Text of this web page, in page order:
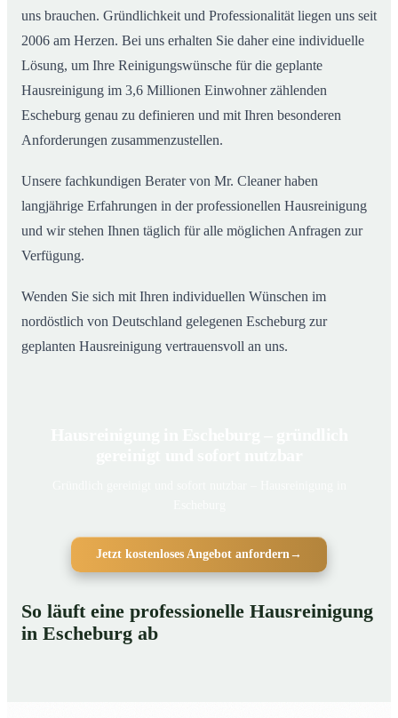
uns brauchen. Gründlichkeit und Professionalität liegen uns seit
2006 am Herzen. Bei uns erhalten Sie daher eine individuelle
Lösung, um Ihre Reinigungswünsche für die geplante
Hausreinigung im 3,6 Millionen Einwohner zählenden
Escheburg genau zu definieren und mit Ihren besonderen
Anforderungen zusammenzustellen.
Unsere fachkundigen Berater von Mr. Cleaner haben
langjährige Erfahrungen in der professionellen Hausreinigung
und wir stehen Ihnen täglich für alle möglichen Anfragen zur
Verfügung.
Wenden Sie sich mit Ihren individuellen Wünschen im
nordöstlich von Deutschland gelegenen Escheburg zur
geplanten Hausreinigung vertrauensvoll an uns.
Jetzt kostenloses Angebot anfordern→
So läuft eine professionelle Hausreinigung
in Escheburg ab